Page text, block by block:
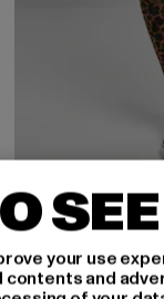
URBAN
Ladies Soft Aop
16,99 EUR
Derzeitiger Preis:
19,99
your use
and